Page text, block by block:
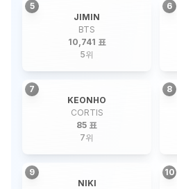
5
JIMIN
BTS
10,741 표
5위
6
7
KEONHO
CORTIS
85 표
7위
8
9
NIKI
10